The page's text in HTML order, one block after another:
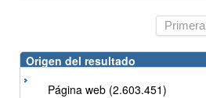
Primera
Origen del resultado
Página web (2.603.451)